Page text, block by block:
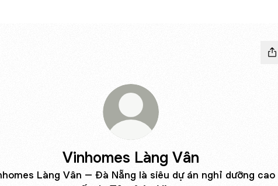
Vinhomes Làng Vân
Làng Vân – Đà Nẵng là siêu dự án nghỉ dưỡng cao